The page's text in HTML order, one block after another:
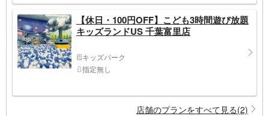
【休日・100円OFF】こども3時間遊び放題
キッズランドUS 千葉富里店
キッズパーク
指定無し
店舗のプランをすべて見る(2)